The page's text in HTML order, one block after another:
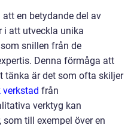
en betydande del av
i att utveckla unika
snillen från de
Denna förmåga att
tänka är det som ofta skiljer
från
verktyg kan
till exempel över en